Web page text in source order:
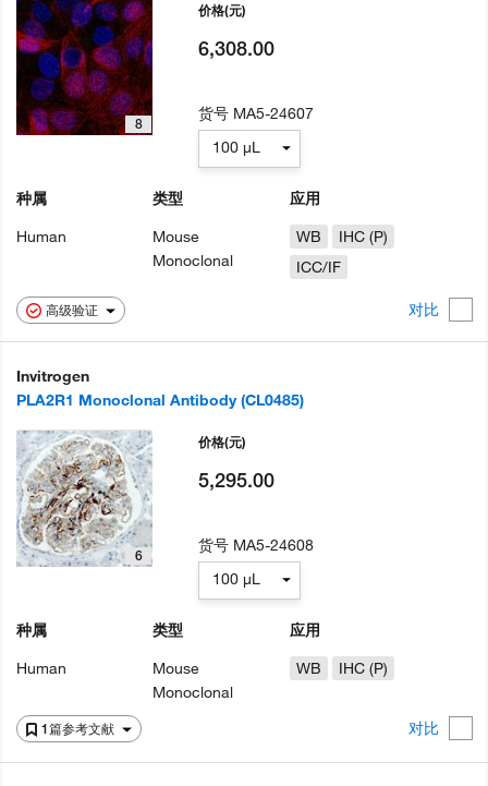
高级验证 对比
8
种属
Human
类型
Mouse
Monoclonal
应用
WB
IHC (P)
ICC/IF
价格(元)
6,308.00
货号 MA5-24607
100 µL
Invitrogen
PLA2R1 Monoclonal Antibody (CL0485)
1篇参考文献 对比
6
种属
Human
类型
Mouse
Monoclonal
应用
WB
IHC (P)
价格(元)
5,295.00
货号 MA5-24608
100 µL